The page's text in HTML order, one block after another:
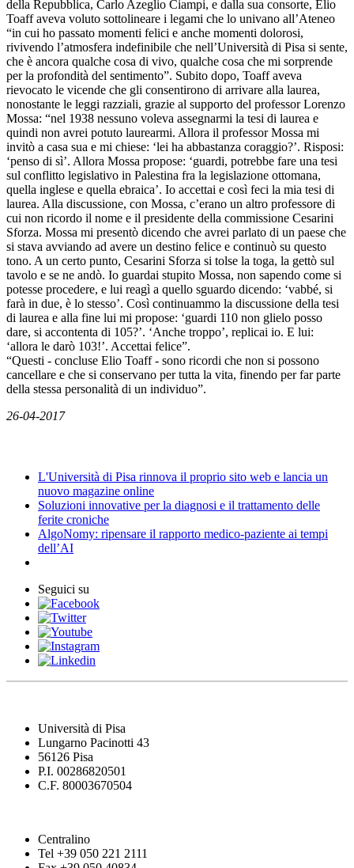
della Repubblica, Carlo Azeglio Ciampi, e dalla sua consorte, Elio
Toaff aveva voluto sottolineare i legami che lo univano all’Ateneo
“in cui ho passato momenti felici e anche momenti dolorosi,
rivivendo l’atmosfera indefinibile che nell’Università di Pisa si sente,
che è ancora qualche cosa di vivo, qualche cosa che mi sorprende
per la profondità del sentimento”. Subito dopo, Toaff aveva
rievocato le vicende che gli consentirono di arrivare alla laurea,
nonostante le leggi razziali, grazie al supporto del professor Lorenzo
Mossa: “nel 1938 nessuno voleva assegnarmi la tesi di laurea e
quindi non avrei potuto laurearmi. Allora il professor Mossa mi
invitò a casa sua e mi chiese: ‘lei ha abbastanza coraggio?’. Risposi:
‘penso di sì’. Allora Mossa propose: ‘guardi, potrebbe fare una tesi
sul conflitto legislativo in Palestina fra la legislazione ottomana,
quella inglese e quella ebraica’. Io accettai e così feci la mia tesi di
laurea. Alla discussione, con Mossa, c’erano un altro professore di
cui non ricordo il nome e il presidente della commissione Cesarini
Sforza. Mossa mi presentò dicendo che avrei parlato di un paese che
si stava avviando ad avere un destino felice e continuò su questo
tono. A un certo punto, Cesarini Sforza si tolse la toga, la gettò sul
tavolo e se ne andò. Io guardai stupito Mossa, non sapendo come si
potesse procedere, e lui reagì a quello sguardo dicendo: ‘vabbé, si
farà in due, è lo stesso’. Così continuammo la discussione della tesi
di laurea e alla fine lui mi propose: ‘guardi 110 non glielo posso
dare, si accontenta di 105?’. ‘Anche troppo’, replicai io. E lui:
‘allora le darò 103!’. Accettai felice”.
“Questi - concluse Elio Toaff - sono ricordi che non si possono
cancellare e che si conservano per tutta la vita, finendo per far parte
della stessa personalità di un individuo”.
26-04-2017
L'Università di Pisa rinnova il proprio sito web e lancia un
nuovo magazine online
Soluzioni innovative per la diagnosi e il trattamento delle
ferite croniche
AlgoNomy: ripensare il rapporto medico-paziente ai tempi
dell’AI
Seguici su
Università di Pisa
Lungarno Pacinotti 43
56126 Pisa
P.I. 00286820501
C.F. 80003670504
Centralino
Tel +39 050 221 2111